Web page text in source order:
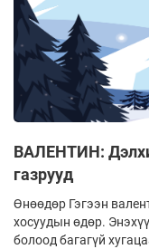
ВАЛЕНТИН:
газрууд
Өнөөдөр Гэгээн
хосуудын өдөр.
болоод багагүй